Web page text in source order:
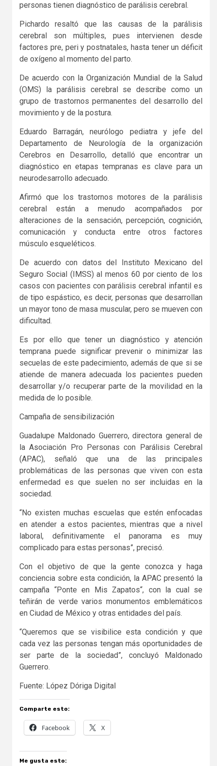
personas tienen diagnóstico de parálisis cerebral.
Pichardo resaltó que las causas de la parálisis
cerebral son múltiples, pues intervienen desde
factores pre, peri y postnatales, hasta tener un déficit
de oxígeno al momento del parto.
De acuerdo con la Organización Mundial de la Salud
(OMS) la parálisis cerebral se describe como un
grupo de trastornos permanentes del desarrollo del
movimiento y de la postura.
Eduardo Barragán, neurólogo pediatra y jefe del
Departamento de Neurología de la organización
Cerebros en Desarrollo, detalló que encontrar un
diagnóstico en etapas tempranas es clave para un
neurodesarrollo adecuado.
Afirmó que los trastornos motores de la parálisis
cerebral están a menudo acompañados por
alteraciones de la sensación, percepción, cognición,
comunicación y conducta entre otros factores
músculo esqueléticos.
De acuerdo con datos del Instituto Mexicano del
Seguro Social (IMSS) al menos 60 por ciento de los
casos con pacientes con parálisis cerebral infantil es
de tipo espástico, es decir, personas que desarrollan
un mayor tono de masa muscular, pero se mueven con
dificultad.
Es por ello que tener un diagnóstico y atención
temprana puede significar prevenir o minimizar las
secuelas de este padecimiento, además de que si se
atiende de manera adecuada los pacientes pueden
desarrollar y/o recuperar parte de la movilidad en la
medida de lo posible.
Campaña de sensibilización
Guadalupe Maldonado Guerrero, directora general de
la Asociación Pro Personas con Parálisis Cerebral
(APAC), señaló que una de las principales
problemáticas de las personas que viven con esta
enfermedad es que suelen no ser incluidas en la
sociedad.
“No existen muchas escuelas que estén enfocadas
en atender a estos pacientes, mientras que a nivel
laboral, definitivamente el panorama es muy
complicado para estas personas”, precisó.
Con el objetivo de que la gente conozca y haga
conciencia sobre esta condición, la APAC presentó la
campaña “Ponte en Mis Zapatos“, con la cual se
teñirán de verde varios monumentos emblemáticos
en Ciudad de México y otras entidades del país.
“Queremos que se visibilice esta condición y que
cada vez las personas tengan más oportunidades de
ser parte de la sociedad”, concluyó Maldonado
Guerrero.
Fuente: López Dóriga Digital
Comparte esto:
Facebook X
Me gusta esto: